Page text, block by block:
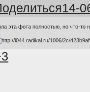
14-
эта фота полностью, но что-то